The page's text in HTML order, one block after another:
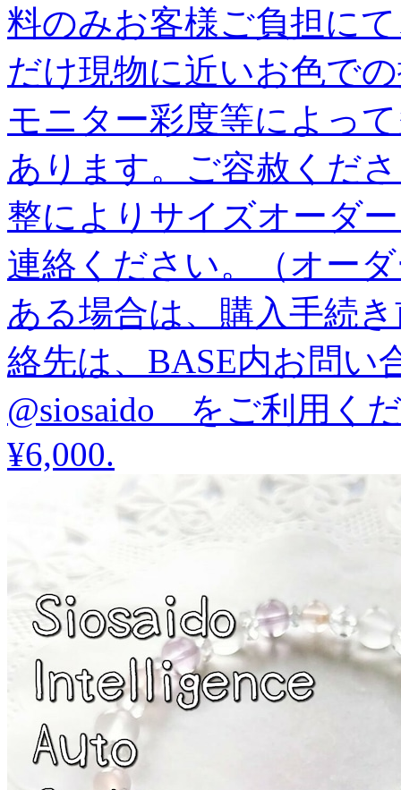
料のみお客様ご負担に
だけ現物に近いお色で
モニター彩度等によっ
あります。ご容赦くだ
整によりサイズオーダ
連絡ください。（オー
ある場合は、購入手続
絡先は、BASE内お問
@siosaido をご利用く
¥6,000.